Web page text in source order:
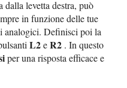
dalla levetta destra, può
in funzione delle tue
analogici. Definisci poi la
L2eR2 . In questo
per una risposta efficace e